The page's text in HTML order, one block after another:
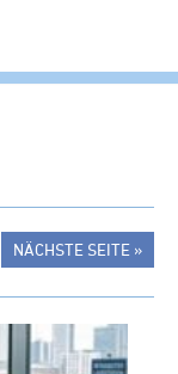
NÄCHSTE SEITE »